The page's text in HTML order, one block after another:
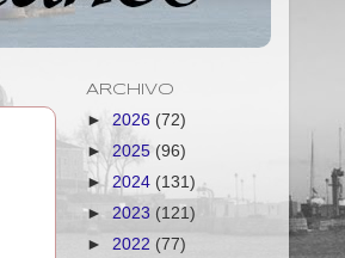
ARCHIVO
► 2026 (72)
► 2025 (96)
► 2024 (131)
► 2023 (121)
► 2022 (77)